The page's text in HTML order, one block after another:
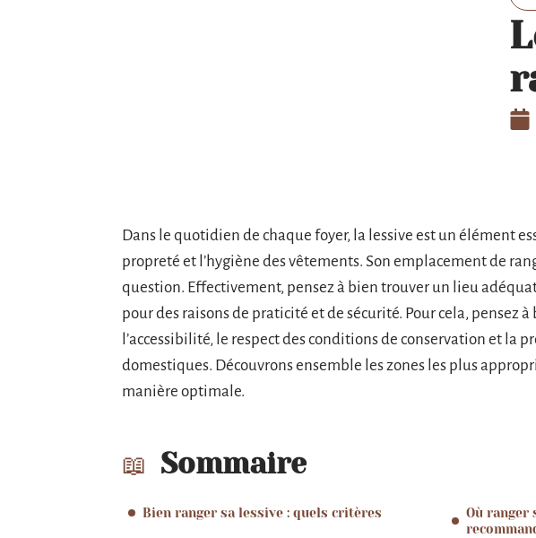
Dans le quotidien de chaque foyer, la lessive est un élément
propreté et l’hygiène des vêtements. Son emplacement de
question. Effectivement, pensez à bien trouver un lieu
pour des raisons de praticité et de sécurité. Pour cela, pensez
l’accessibilité, le respect des conditions de conservation et la
domestiques. Découvrons ensemble les zones les plus
manière optimale.
Sommaire
Bien ranger sa lessive : quels critères
Où ranger sa